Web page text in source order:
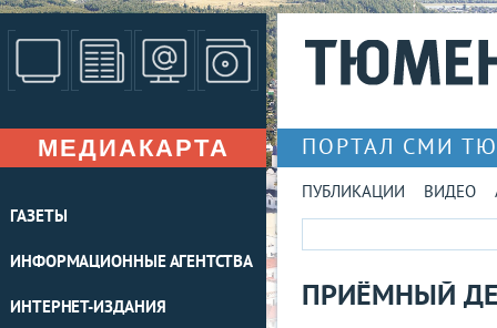
МЕДИАКАРТА
ГАЗЕТЫ
ИНФОРМАЦИОННЫЕ АГЕНТСТВА
ИНТЕРНЕТ-ИЗДАНИЯ
ПОРТАЛ СМИ
ПУБЛИКАЦИИ ВИДЕО
ПРИЁМНЫЙ